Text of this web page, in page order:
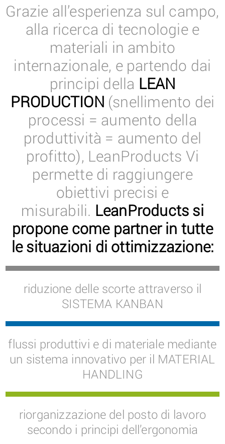
Grazie all’esperienza sul campo,
alla ricerca di tecnologie e
materiali in ambito
internazionale, e partendo dai
principi della LEAN
PRODUCTION (snellimento dei
processi = aumento della
produttività = aumento del
profitto), LeanProducts Vi
permette di raggiungere
obiettivi precisi e
misurabili. LeanProducts si
propone come partner in tutte
le situazioni di ottimizzazione:
riduzione delle scorte attraverso il
SISTEMA KANBAN
flussi produttivi e di materiale mediante
un sistema innovativo per il MATERIAL
HANDLING
riorganizzazione del posto di lavoro
secondo i principi dell’ergonomia